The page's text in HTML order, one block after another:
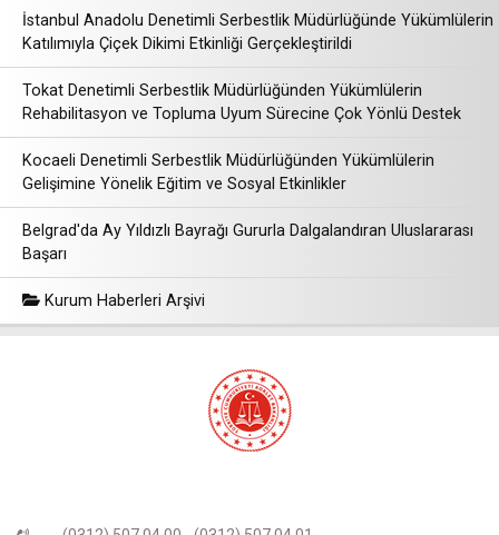
İstanbul Anadolu Denetimli Serbestlik Müdürlüğünde Yükümlülerin
Katılımıyla Çiçek Dikimi Etkinliği Gerçekleştirildi
Tokat Denetimli Serbestlik Müdürlüğünden Yükümlülerin
Rehabilitasyon ve Topluma Uyum Sürecine Çok Yönlü Destek
Kocaeli Denetimli Serbestlik Müdürlüğünden Yükümlülerin
Gelişimine Yönelik Eğitim ve Sosyal Etkinlikler
Belgrad'da Ay Yıldızlı Bayrağı Gururla Dalgalandıran Uluslararası
Başarı
Kurum Haberleri Arşivi